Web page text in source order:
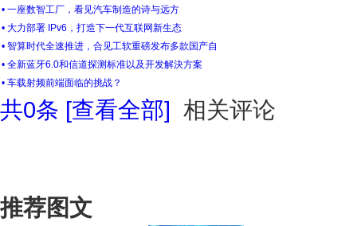
• 一座数智工厂，看见汽车制造的诗与远方
• 大力部署 IPv6，打造下一代互联网新生态
• 智算时代全速推进，合见工软重磅发布多款国产自
• 全新蓝牙6.0和信道探测标准以及开发解決方案
• 车载射频前端面临的挑战？
共0条 [查看全部] 相关评论
推荐图文